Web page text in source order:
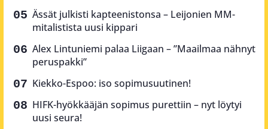
Ässät julkisti kapteenistonsa – Leijonien MM-
mitalistista uusi kippari
Alex Lintuniemi palaa Liigaan – ”Maailmaa nähnyt
peruspakki”
Kiekko-Espoo: iso sopimusuutinen!
HIFK-hyökkääjän sopimus purettiin – nyt löytyi
uusi seura!